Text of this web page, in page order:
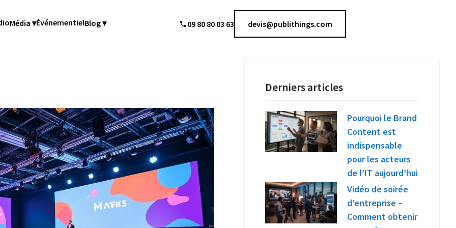
Média ▾ÉvénementielBlog ▾ 09 80 80 03 63 devis@publithings.com
Derniers articles
Pourquoi le Brand
Content est
indispensable
pour les acteurs
de l’IT aujourd’hui
Vidéo de soirée
d’entreprise –
Comment obtenir